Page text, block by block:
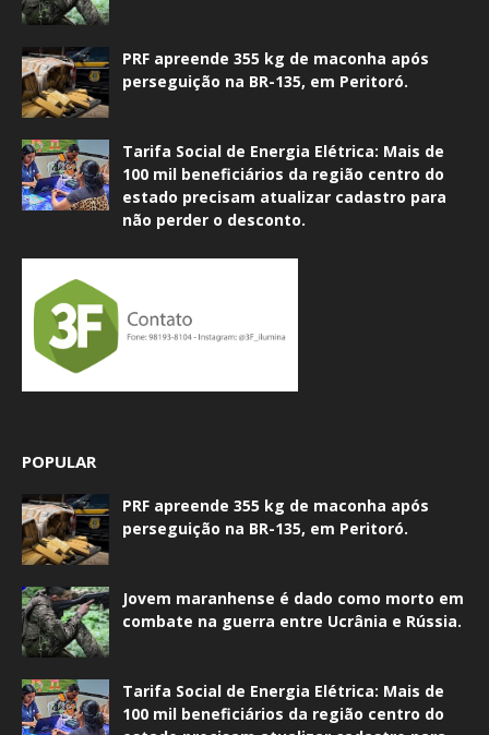
PRF apreende 355 kg de maconha após
perseguição na BR-135, em Peritoró.
Tarifa Social de Energia Elétrica: Mais de
100 mil beneficiários da região centro do
estado precisam atualizar cadastro para
não perder o desconto.
POPULAR
PRF apreende 355 kg de maconha após
perseguição na BR-135, em Peritoró.
Jovem maranhense é dado como morto em
combate na guerra entre Ucrânia e Rússia.
Tarifa Social de Energia Elétrica: Mais de
100 mil beneficiários da região centro do